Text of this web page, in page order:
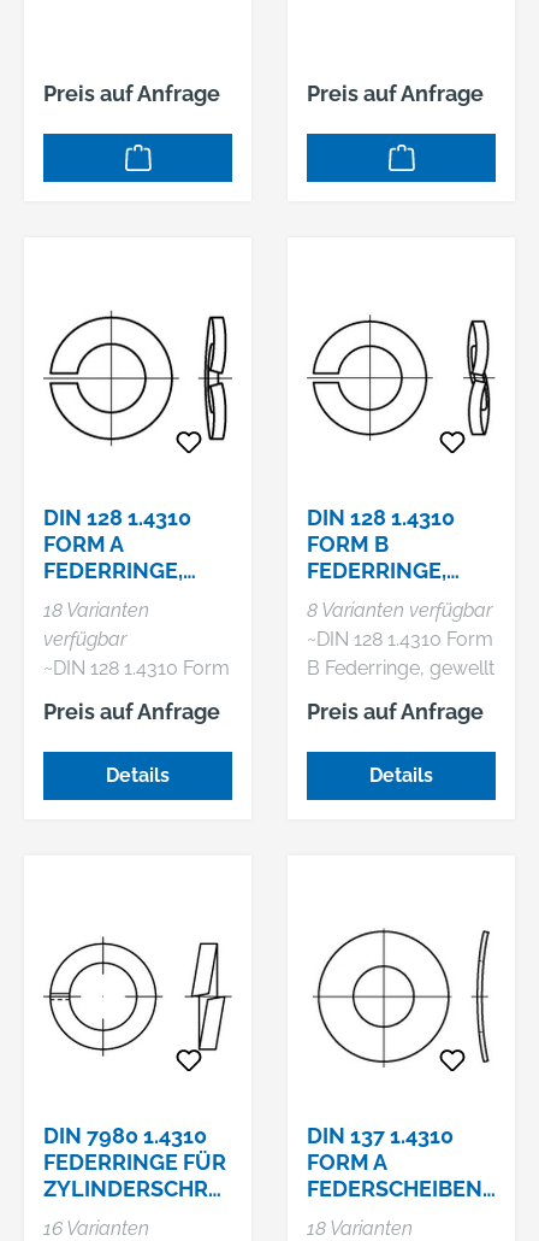
Preis auf Anfrage Preis auf Anfrage
DIN 128 1.4310
FORM A
FEDERRINGE,
GEWÖLBT
18 Varianten
verfügbar
~DIN 128 1.4310 Form
A Federringe,
gewölbt
Preis auf Anfrage
Details
DIN 128 1.4310
FORM B
FEDERRINGE,
GEWELLT
8 Varianten verfügbar
~DIN 128 1.4310 Form
B Federringe, gewellt
Preis auf Anfrage
Details
DIN 7980 1.4310
FEDERRINGE FÜR
ZYLINDERSCHRA
UBEN
16 Varianten
DIN 137 1.4310
FORM A
FEDERSCHEIBEN,
GEWÖLBT
18 Varianten